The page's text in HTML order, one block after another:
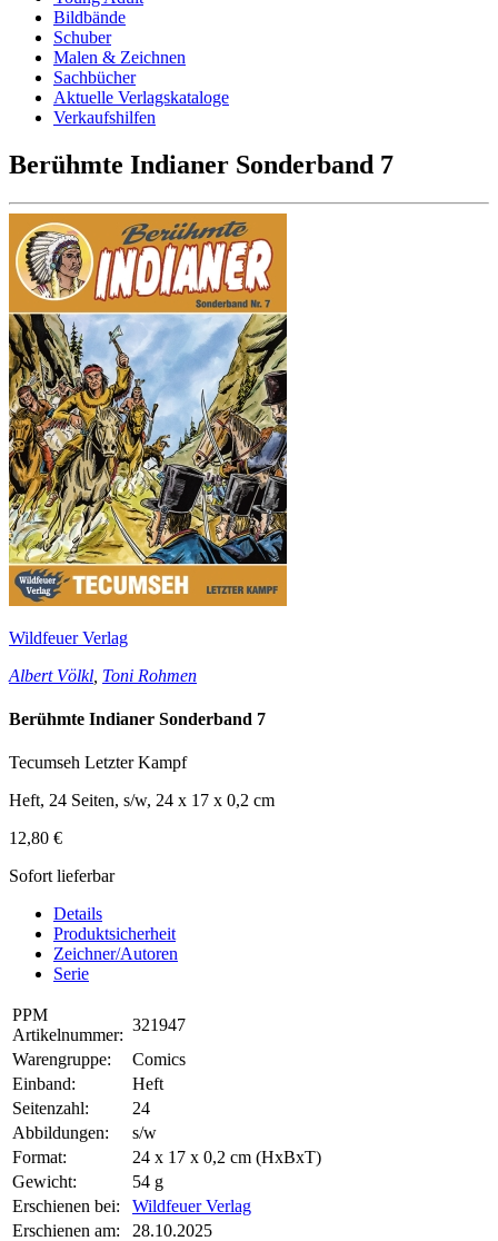
Bildbände
Schuber
Malen & Zeichnen
Sachbücher
Aktuelle Verlagskataloge
Verkaufshilfen
Berühmte Indianer Sonderband 7
Wildfeuer Verlag
Albert Völkl Toni Rohmen
Berühmte Indianer Sonderband 7
Tecumseh Letzter Kampf
Heft, 24 Seiten, s/w, 24 x 17 x 0,2 cm
12,80 €
Sofort lieferbar
Details
Produktsicherheit
Zeichner/Autoren
Serie
PPM
Artikelnummer:
321947
Warengruppe:
Comics
Einband:
Heft
Seitenzahl:
24
Abbildungen:
s/w
Format:
24 x 17 x 0,2 cm (HxBxT)
Gewicht:
54 g
Erschienen bei:
Wildfeuer Verlag
Erschienen am:
28.10.2025